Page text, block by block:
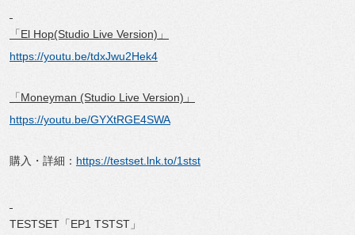
「El Hop(Studio Live Version)」
https://youtu.be/tdxJwu2Hek4
「Moneyman (Studio Live Version)」
https://youtu.be/GYXtRGE4SWA
購入・詳細： https://testset.lnk.to/1stst
TESTSET「EP1 TSTST」